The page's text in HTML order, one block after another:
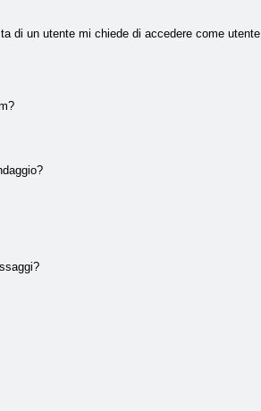
di un utente mi chiede di accedere come utente